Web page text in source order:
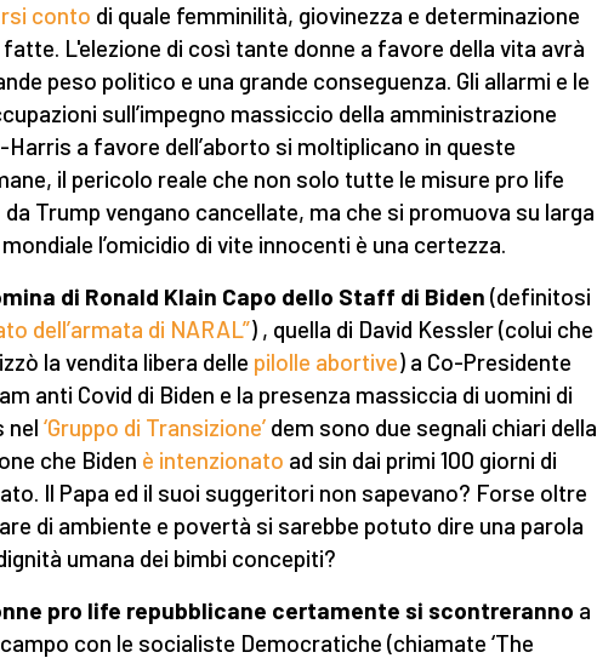
conto di quale femminilità, giovinezza e determinazione
L'elezione di così tante donne a favore della vita avrà
peso politico e una grande conseguenza. Gli allarmi e le
sull’impegno massiccio della amministrazione
Harris a favore dell’aborto si moltiplicano in queste
il pericolo reale che non solo tutte le misure pro life
Trump vengano cancellate, ma che si promuova su larga
l’omicidio di vite innocenti è una certezza.
di Ronald Klain Capo dello Staff di Biden (definitosi
dell’armata di NARAL”) , quella di David Kessler (colui che
la vendita libera delle pilolle abortive) a Co-Presidente
anti Covid di Biden e la presenza massiccia di uomini di
nel ‘Gruppo di Transizione’ dem sono due segnali chiari della
che Biden è intenzionato ad sin dai primi 100 giorni di
Il Papa ed il suoi suggeritori non sapevano? Forse oltre
di ambiente e povertà si sarebbe potuto dire una parola
umana dei bimbi concepiti?
pro life repubblicane certamente si scontreranno a
con le socialiste Democratiche (chiamate ‘The